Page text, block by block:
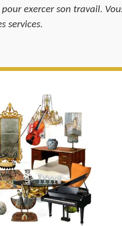
exercer son travail.
services.